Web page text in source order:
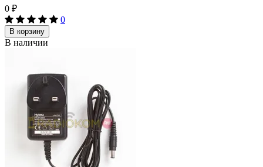
0 ₽
0
В корзину
В наличии